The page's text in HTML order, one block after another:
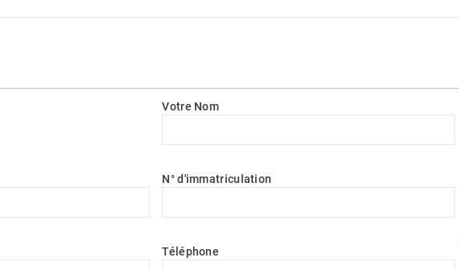
Votre Nom
N° d'immatriculation
Téléphone